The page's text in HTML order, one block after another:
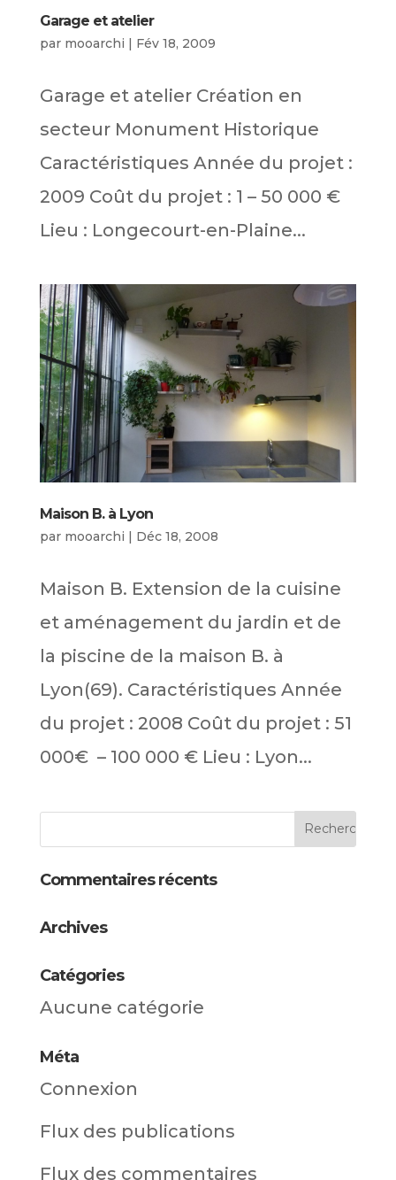
Garage et atelier
par mooarchi | Fév 18, 2009
Garage et atelier Création en
secteur Monument Historique
Caractéristiques Année du projet :
2009 Coût du projet : 1 – 50 000 €
Lieu : Longecourt-en-Plaine...
Maison B. à Lyon
par mooarchi | Déc 18, 2008
Maison B. Extension de la cuisine
et aménagement du jardin et de
la piscine de la maison B. à
Lyon(69). Caractéristiques Année
du projet : 2008 Coût du projet : 51
000€ – 100 000 € Lieu : Lyon...
Commentaires récents
Archives
Catégories
Aucune catégorie
Méta
Connexion
Flux des publications
Flux des commentaires